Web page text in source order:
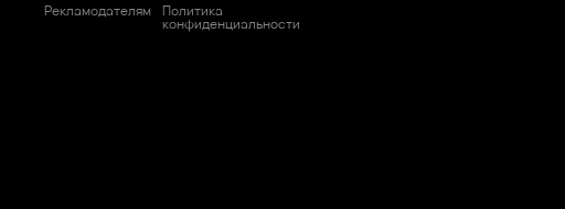
Рекламодателям
Политика
конфиденциальности